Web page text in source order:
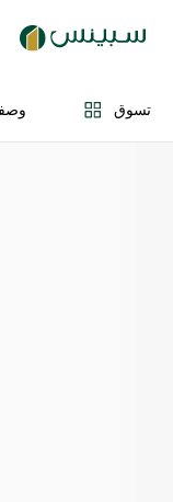
تسوق
اضف الى السلة